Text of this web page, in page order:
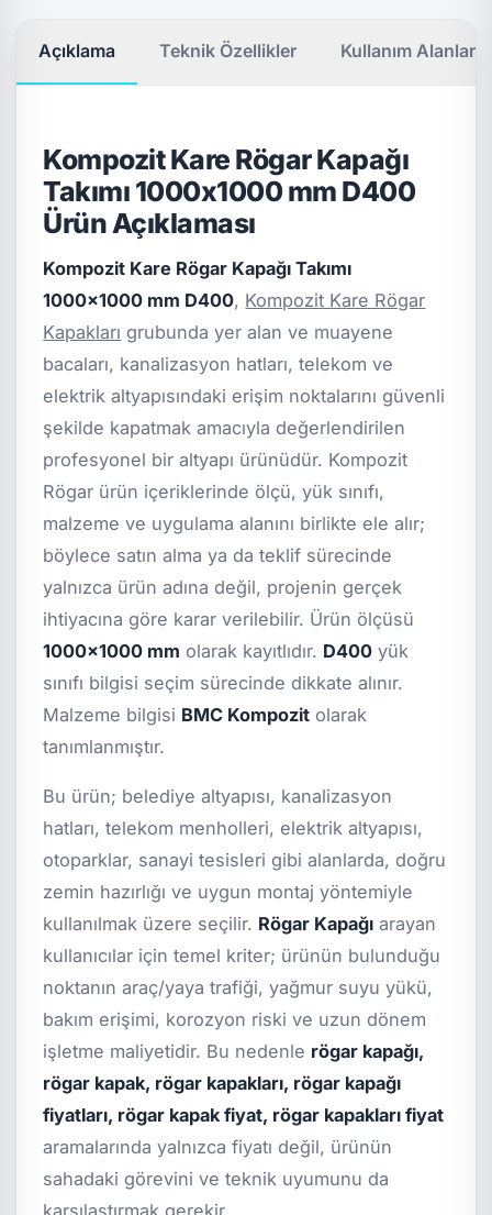
Açıklama Teknik Özellikler Kullanım Alanları
Kompozit Kare Rögar Kapağı
Takımı 1000x1000 mm D400
Ürün Açıklaması
Kompozit Kare Rögar Kapağı Takımı
1000x1000 mm D400, Kompozit Kare Rögar
Kapakları grubunda yer alan ve muayene
bacaları, kanalizasyon hatları, telekom ve
elektrik altyapısındaki erişim noktalarını güvenli
şekilde kapatmak amacıyla değerlendirilen
profesyonel bir altyapı ürünüdür. Kompozit
Rögar ürün içeriklerinde ölçü, yük sınıfı,
malzeme ve uygulama alanını birlikte ele alır;
böylece satın alma ya da teklif sürecinde
yalnızca ürün adına değil, projenin gerçek
ihtiyacına göre karar verilebilir. Ürün ölçüsü
1000x1000 mm olarak kayıtlıdır. D400 yük
sınıfı bilgisi seçim sürecinde dikkate alınır.
Malzeme bilgisi BMC Kompozit olarak
tanımlanmıştır.
Bu ürün; belediye altyapısı, kanalizasyon
hatları, telekom menholleri, elektrik altyapısı,
otoparklar, sanayi tesisleri gibi alanlarda, doğru
zemin hazırlığı ve uygun montaj yöntemiyle
kullanılmak üzere seçilir. Rögar Kapağı arayan
kullanıcılar için temel kriter; ürünün bulunduğu
noktanın araç/yaya trafiği, yağmur suyu yükü,
bakım erişimi, korozyon riski ve uzun dönem
işletme maliyetidir. Bu nedenle rögar kapağı,
rögar kapak, rögar kapakları, rögar kapağı
fiyatları, rögar kapak fiyat, rögar kapakları fiyat
aramalarında yalnızca fiyatı değil, ürünün
sahadaki görevini ve teknik uyumunu da